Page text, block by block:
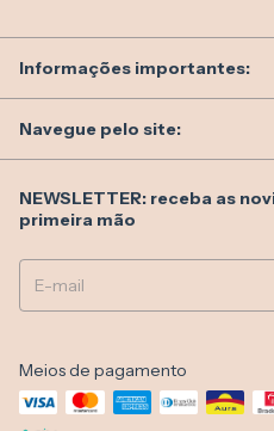
Informações importantes:
Navegue pelo site:
NEWSLETTER: receba as
primeira mão
Meios de pagamento